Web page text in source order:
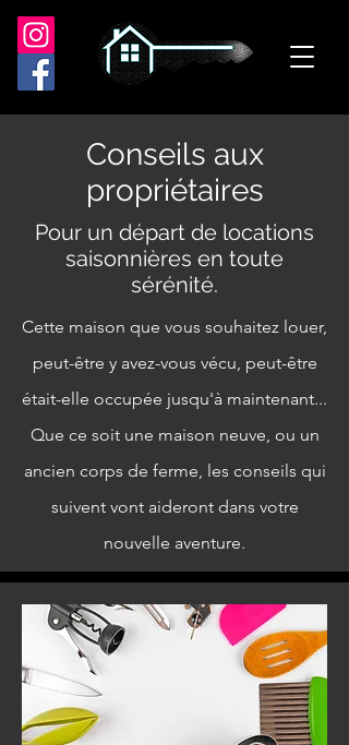
Conseils aux
propriétaires
Pour un départ de locations
saisonnières en toute
sérénité.
Cette maison que vous souhaitez louer,
peut-être y avez-vous vécu, peut-être
était-elle occupée jusqu'à maintenant...
Que ce soit une maison neuve, ou un
ancien corps de ferme, les conseils qui
suivent vont aideront dans votre
nouvelle aventure.